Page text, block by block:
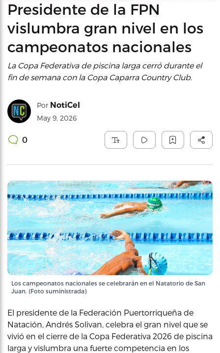
Presidente de la FPN
vislumbra gran nivel en los
campeonatos nacionales
La Copa Federativa de piscina larga cerró durante el
fin de semana con la Copa Caparra Country Club.
Por NotiCel
May 9, 2026
0
Los campeonatos nacionales se celebrarán en el Natatorio de San
Juan. (Foto suministrada)
El presidente de la Federación Puertorriqueña de
Natación, Andrés Solivan, celebra el gran nivel que se
vivió en el cierre de la Copa Federativa 2026 de piscina
larga y vislumbra una fuerte competencia en los